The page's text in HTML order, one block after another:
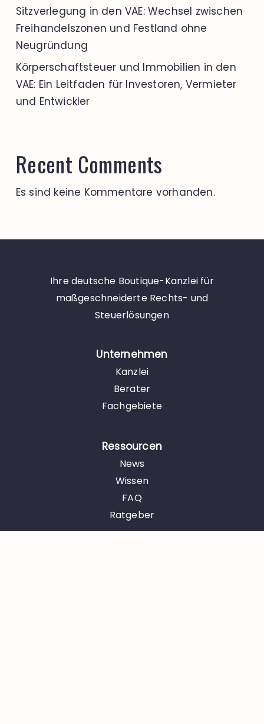
Sitzverlegung in den VAE: Wechsel zwischen
Freihandelszonen und Festland ohne
Neugründung
Körperschaftsteuer und Immobilien in den
VAE: Ein Leitfaden für Investoren, Vermieter
und Entwickler
Recent Comments
Es sind keine Kommentare vorhanden.
Ihre deutsche Boutique-Kanzlei für
maßgeschneiderte Rechts- und
Steuerlösungen
Unternehmen
Kanzlei
Berater
Fachgebiete
Ressourcen
News
Wissen
FAQ
Ratgeber